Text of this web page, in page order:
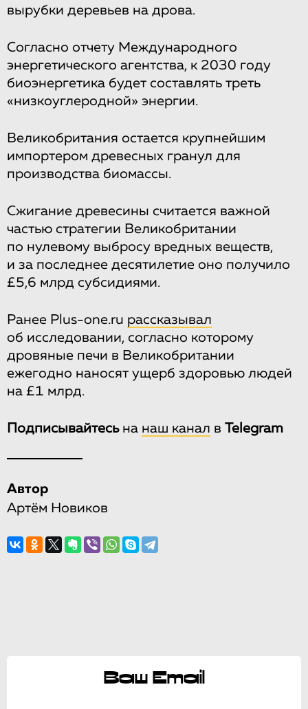
вырубки деревьев на дрова.
Согласно отчету Международного
энергетического агентства, к 2030 году
биоэнергетика будет составлять треть
«низкоуглеродной» энергии.
Великобритания остается крупнейшим
импортером древесных гранул для
производства биомассы.
Сжигание древесины считается важной
частью стратегии Великобритании
по нулевому выбросу вредных веществ,
и за последнее десятилетие оно получило
£5,6 млрд субсидиями.
Ранее Plus-one.ru рассказывал
об исследовании, согласно которому
дровяные печи в Великобритании
ежегодно наносят ущерб здоровью людей
на £1 млрд.
Подписывайтесьна наш канал в Telegram
Автор
Артём Новиков
Ваш Email